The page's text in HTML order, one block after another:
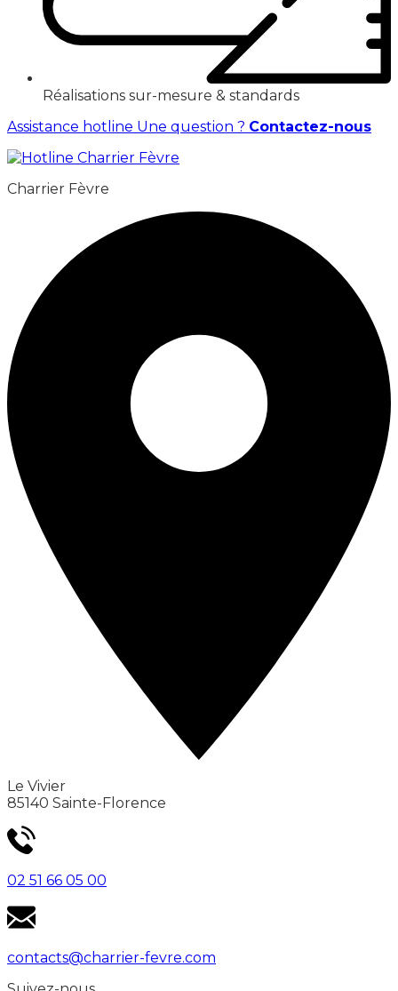
Réalisations sur-mesure & standards
Assistance hotline Une question ? Contactez-nous
Charrier Fèvre
Le Vivier
85140 Sainte-Florence
02 51 66 05 00
contacts@charrier-fevre.com